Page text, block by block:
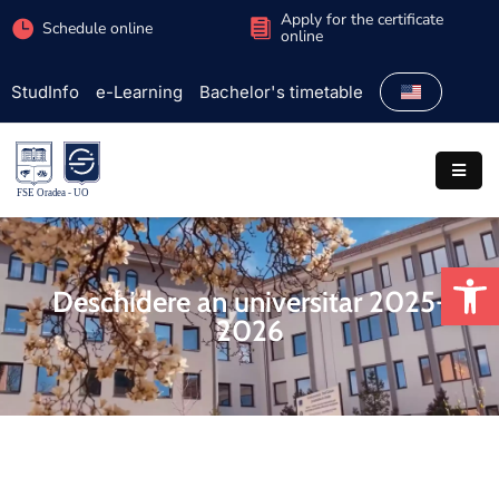
Schedule online Apply for the certificate
online
StudInfo e-Learning Bachelor's timetable
Faculty
Admission
Study
programs
Students
Research
International
Deschidere an universitar 2025-
2026